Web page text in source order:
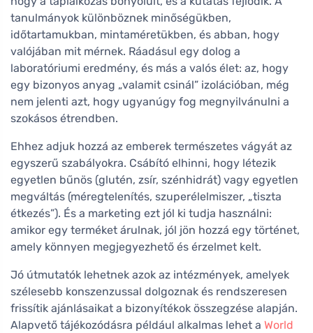
tanulmányok különböznek minőségükben,
időtartamukban, mintaméretükben, és abban, hogy
valójában mit mérnek. Ráadásul egy dolog a
laboratóriumi eredmény, és más a valós élet: az, hogy
egy bizonyos anyag „valamit csinál” izolációban, még
nem jelenti azt, hogy ugyanúgy fog megnyilvánulni a
szokásos étrendben.
Ehhez adjuk hozzá az emberek természetes vágyát az
egyszerű szabályokra. Csábító elhinni, hogy létezik
egyetlen bűnös (glutén, zsír, szénhidrát) vagy egyetlen
megváltás (méregtelenítés, szuperélelmiszer, „tiszta
étkezés”). És a marketing ezt jól ki tudja használni:
amikor egy terméket árulnak, jól jön hozzá egy történet,
amely könnyen megjegyezhető és érzelmet kelt.
Jó útmutatók lehetnek azok az intézmények, amelyek
szélesebb konszenzussal dolgoznak és rendszeresen
frissítik ajánlásaikat a bizonyítékok összegzése alapján.
Alapvető tájékozódásra például alkalmas lehet a World